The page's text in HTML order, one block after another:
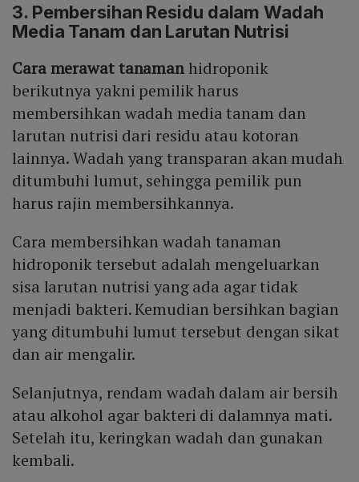
3. Pembersihan Residu dalam Wadah
Media Tanam dan Larutan Nutrisi
Cara merawat tanamanhidroponik
berikutnya yakni pemilik harus
membersihkan wadah media tanam dan
larutan nutrisi dari residu atau kotoran
lainnya. Wadah yang transparan akan mudah
ditumbuhi lumut, sehingga pemilik pun
harus rajin membersihkannya.
Cara membersihkan wadah tanaman
hidroponik tersebut adalah mengeluarkan
sisa larutan nutrisi yang ada agar tidak
menjadi bakteri. Kemudian bersihkan bagian
yang ditumbuhi lumut tersebut dengan sikat
dan air mengalir.
Selanjutnya, rendam wadah dalam air bersih
atau alkohol agar bakteri di dalamnya mati.
Setelah itu, keringkan wadah dan gunakan
kembali.